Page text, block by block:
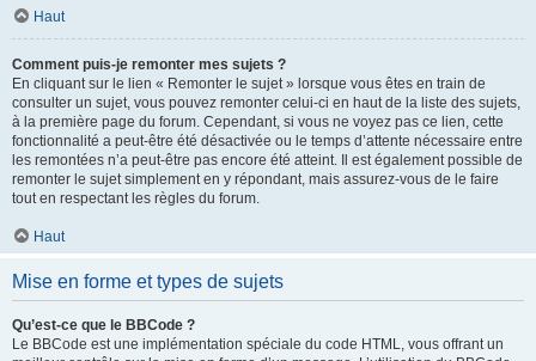
Haut
Comment puis-je remonter mes sujets ?
En cliquant sur le lien « Remonter le sujet » lorsque vous êtes en train de
consulter un sujet, vous pouvez remonter celui-ci en haut de la liste des sujets,
à la première page du forum. Cependant, si vous ne voyez pas ce lien, cette
fonctionnalité a peut-être été désactivée ou le temps d’attente nécessaire entre
les remontées n’a peut-être pas encore été atteint. Il est également possible de
remonter le sujet simplement en y répondant, mais assurez-vous de le faire
tout en respectant les règles du forum.
Haut
Mise en forme et types de sujets
Qu’est-ce que le BBCode ?
Le BBCode est une implémentation spéciale du code HTML, vous offrant un